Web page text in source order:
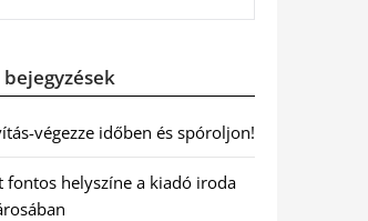
végezze időben és spóroljon!
fontos helyszíne a kiadó iroda